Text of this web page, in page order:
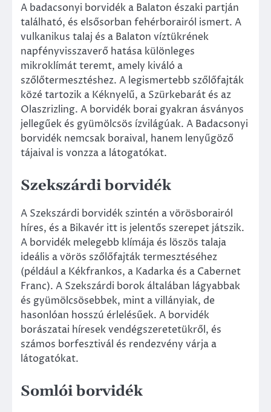
A badacsonyi borvidék a Balaton északi partján
található, és elsősorban fehérborairól ismert. A
vulkanikus talaj és a Balaton víztükrének
napfényvisszaverő hatása különleges
mikroklímát teremt, amely kiváló a
szőlőtermesztéshez. A legismertebb szőlőfajták
közé tartozik a Kéknyelű, a Szürkebarát és az
Olaszrizling. A borvidék borai gyakran ásványos
jellegűek és gyümölcsös ízvilágúak. A Badacsonyi
borvidék nemcsak boraival, hanem lenyűgöző
tájaival is vonzza a látogatókat.
Szekszárdi borvidék
A Szekszárdi borvidék szintén a vörösborairól
híres, és a Bikavér itt is jelentős szerepet játszik.
A borvidék melegebb klímája és löszös talaja
ideális a vörös szőlőfajták termesztéséhez
(például a Kékfrankos, a Kadarka és a Cabernet
Franc). A Szekszárdi borok általában lágyabbak
és gyümölcsösebbek, mint a villányiak, de
hasonlóan hosszú érlelésűek. A borvidék
borászatai híresek vendégszeretetükről, és
számos borfesztivál és rendezvény várja a
látogatókat.
Somlói borvidék